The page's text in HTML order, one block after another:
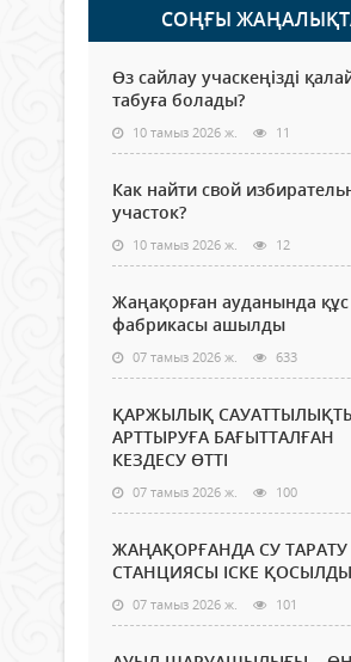
СОҢҒЫ
Өз сайлау учаскеңізді
табуға болады?
10 тамыз 2026 ж. 11
Как найти свой
участок?
10 тамыз 2026 ж. 12
Жаңақорған ауданында құс
фабрикасы ашылды
07 тамыз 2026 ж. 633
ҚАРЖЫЛЫҚ
АРТТЫРУҒА БАҒЫТТАЛҒАН
КЕЗДЕСУ ӨТТІ
07 тамыз 2026 ж. 100
ЖАҢАҚОРҒАНДА СУ ТАРАТУ
СТАНЦИЯСЫ ІСКЕ ҚОСЫЛДЫ
07 тамыз 2026 ж. 101